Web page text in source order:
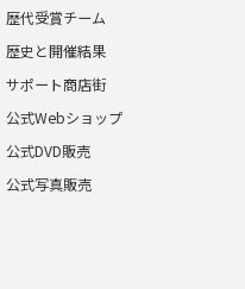
歴代受賞チーム
歴史と開催結果
サポート商店街
公式Webショップ
公式DVD販売
公式写真販売